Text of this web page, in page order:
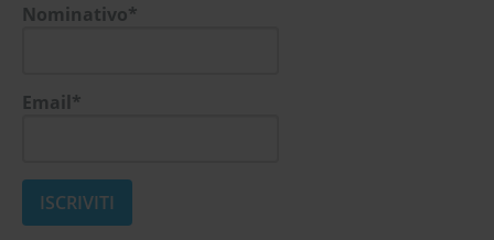
Nominativo*
Email*